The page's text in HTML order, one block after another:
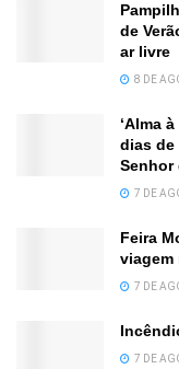
de
ar livre
8 DE
‘Alma
dias de
Senhor
7 DE
Feira
viagem
7 DE
7 DE